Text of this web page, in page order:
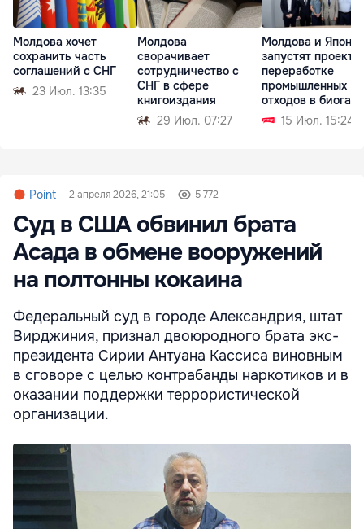
Молдова хочет
сохранить часть
соглашений с СНГ
23 Июл. 13:35
Молдова
сворачивает
сотрудничество с
СНГ в сфере
книгоиздания
29 Июл. 07:27
Молдова и
запустят проект
переработке
промышленных
отходов в биогаз
15 Июл. 15:24
Point 2 апреля 2026, 21:05 5 772
Суд в США обвинил брата
Асада в обмене вооружений
на полтонны кокаина
Федеральный суд в городе Александрия, штат
Вирджиния, признал двоюродного брата экс-
президента Сирии Антуана Кассиса виновным
в сговоре с целью контрабанды наркотиков и в
оказании поддержки террористической
организации.